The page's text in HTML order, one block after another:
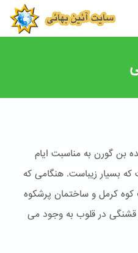
بن گورن به مناسبت ایام
بسیار زیباست. هنگامی که
کوه کرمل و ساختمان پرشکوه
در قلوب به وجود می